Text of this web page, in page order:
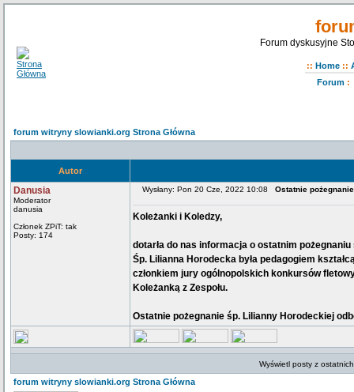
Forum dyskusyjne
:: Home ::
Forum:
forum witryny slowianki.org Strona Główna
Autor
Danusia
Moderator
danusia
Członek ZPiT: tak
Posty: 174
Wysłany: Pon 20 Cze, 2022 10:08 Ostatnie
Koleżanki i Koledzy,
dotarła do nas informacja o ostatnim
Śp. Lilianna Horodecka była pedagogiem
członkiem jury ogólnopolskich konkursów
Koleżanką z Zespołu.
Ostatnie pożegnanie śp. Lilianny Horodeckiej
Wyświetl posty z
forum witryny slowianki.org Strona Główna